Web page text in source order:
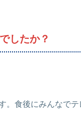
したか？
。食後にみんなでテ